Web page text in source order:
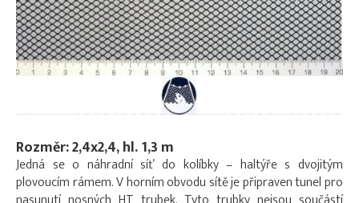
Rozměr: 2,4x2,4, hl. 1,3 m
Jedná se o náhradní síť do kolíbky – haltýře s dvojitým
plovoucím rámem. V horním obvodu sítě je připraven tunel pro